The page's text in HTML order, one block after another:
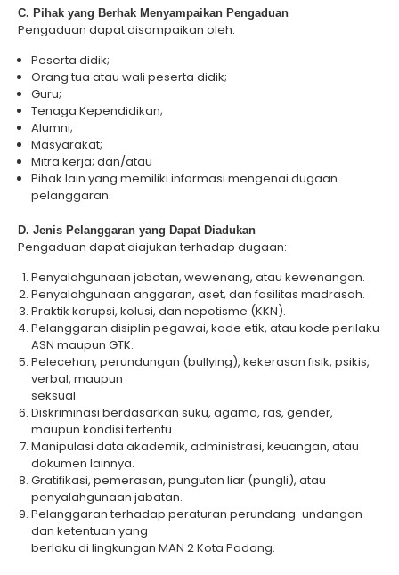
C. Pihak yang Berhak Menyampaikan Pengaduan
Pengaduan dapat disampaikan oleh:
Peserta didik;
Orang tua atau wali peserta didik;
Guru;
Tenaga Kependidikan;
Alumni;
Masyarakat;
Mitra kerja; dan/atau
Pihak lain yang memiliki informasi mengenai dugaan
pelanggaran.
D. Jenis Pelanggaran yang Dapat Diadukan
Pengaduan dapat diajukan terhadap dugaan:
Penyalahgunaan jabatan, wewenang, atau kewenangan.
Penyalahgunaan anggaran, aset, dan fasilitas madrasah.
Praktik korupsi, kolusi, dan nepotisme (KKN).
Pelanggaran disiplin pegawai, kode etik, atau kode perilaku
ASN maupun GTK.
Pelecehan, perundungan (bullying), kekerasan fisik, psikis,
verbal, maupun
seksual.
Diskriminasi berdasarkan suku, agama, ras, gender,
maupun kondisi tertentu.
Manipulasi data akademik, administrasi, keuangan, atau
dokumen lainnya.
Gratifikasi, pemerasan, pungutan liar (pungli), atau
penyalahgunaan jabatan.
Pelanggaran terhadap peraturan perundang-undangan
dan ketentuan yang
berlaku di lingkungan MAN 2 Kota Padang.